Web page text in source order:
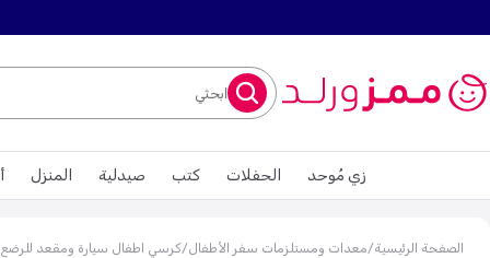
ابحثي
المنزل صيدلية كتب الحفلات زي مُوحد
الصفحة الرئيسية/معدات ومستلزمات سفر الأطفال/كرسي اطفال سيارة ومقعد للرضع